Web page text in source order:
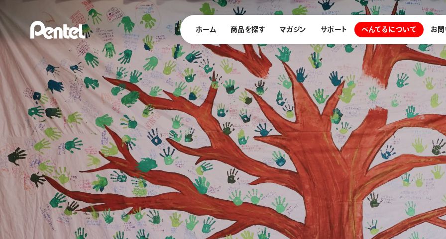
ホーム 商品を探す マガジン サポート ぺんてるについて お
エナージェル サインペン オレンズ
商品を探す
ボールペン
ペン
マーカー
シャープペン
消し具
ブラッシュ（筆）
画材
その他
ぺんてるについて
メッセージ
採用情報
運営会社